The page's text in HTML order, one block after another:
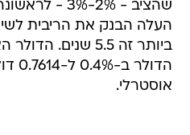
ביותר זה 5.5
אוסטרלי.